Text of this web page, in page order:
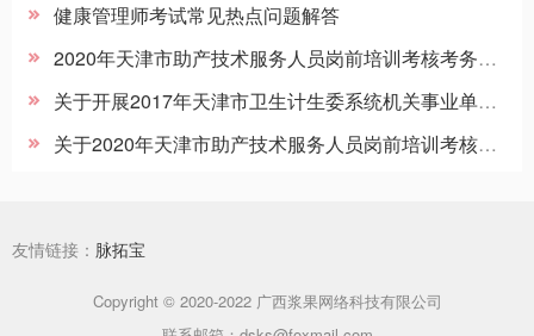
健康管理师考试常见热点问题解答
2020年天津市助产技术服务人员岗前培训考核考务工作流程说明（考生）
关于开展2017年天津市卫生计生委系统机关事业单位工人技术等级岗位培训考核工作的通知
关于2020年天津市助产技术服务人员岗前培训考核工作的公告
友情链接： 脉拓宝
Copyright © 2020-2022 广西浆果网络科技有限公司